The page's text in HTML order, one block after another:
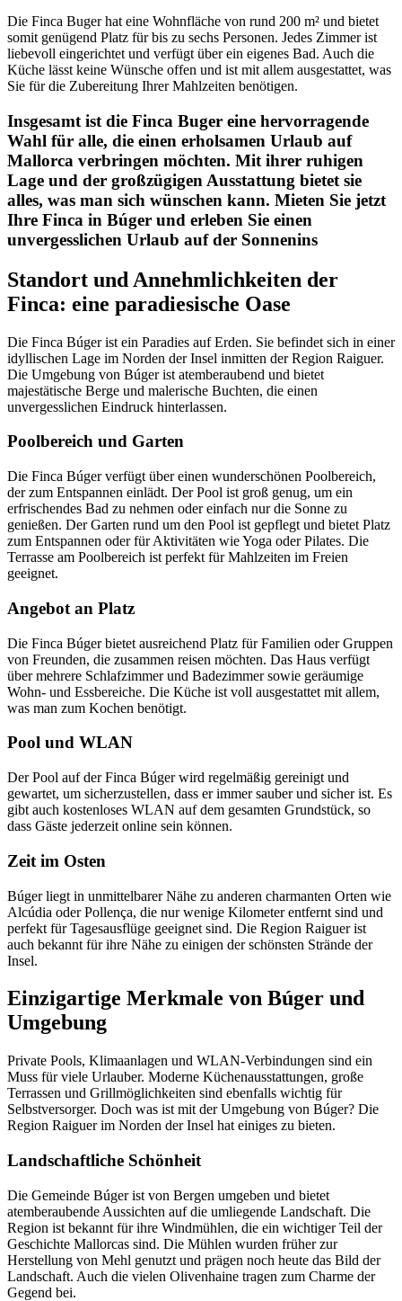
Die Finca Buger hat eine Wohnfläche von rund 200 m² und bietet
somit genügend Platz für bis zu sechs Personen. Jedes Zimmer ist
liebevoll eingerichtet und verfügt über ein eigenes Bad. Auch die
Küche lässt keine Wünsche offen und ist mit allem ausgestattet, was
Sie für die Zubereitung Ihrer Mahlzeiten benötigen.
Insgesamt ist die Finca Buger eine hervorragende
Wahl für alle, die einen erholsamen Urlaub auf
Mallorca verbringen möchten. Mit ihrer ruhigen
Lage und der großzügigen Ausstattung bietet sie
alles, was man sich wünschen kann. Mieten Sie jetzt
Ihre Finca in Búger und erleben Sie einen
unvergesslichen Urlaub auf der Sonnenins
Standort und Annehmlichkeiten der
Finca: eine paradiesische Oase
Die Finca Búger ist ein Paradies auf Erden. Sie befindet sich in einer
idyllischen Lage im Norden der Insel inmitten der Region Raiguer.
Die Umgebung von Búger ist atemberaubend und bietet
majestätische Berge und malerische Buchten, die einen
unvergesslichen Eindruck hinterlassen.
Poolbereich und Garten
Die Finca Búger verfügt über einen wunderschönen Poolbereich,
der zum Entspannen einlädt. Der Pool ist groß genug, um ein
erfrischendes Bad zu nehmen oder einfach nur die Sonne zu
genießen. Der Garten rund um den Pool ist gepflegt und bietet Platz
zum Entspannen oder für Aktivitäten wie Yoga oder Pilates. Die
Terrasse am Poolbereich ist perfekt für Mahlzeiten im Freien
geeignet.
Angebot an Platz
Die Finca Búger bietet ausreichend Platz für Familien oder Gruppen
von Freunden, die zusammen reisen möchten. Das Haus verfügt
über mehrere Schlafzimmer und Badezimmer sowie geräumige
Wohn- und Essbereiche. Die Küche ist voll ausgestattet mit allem,
was man zum Kochen benötigt.
Pool und WLAN
Der Pool auf der Finca Búger wird regelmäßig gereinigt und
gewartet, um sicherzustellen, dass er immer sauber und sicher ist. Es
gibt auch kostenloses WLAN auf dem gesamten Grundstück, so
dass Gäste jederzeit online sein können.
Zeit im Osten
Búger liegt in unmittelbarer Nähe zu anderen charmanten Orten wie
Alcúdia oder Pollença, die nur wenige Kilometer entfernt sind und
perfekt für Tagesausflüge geeignet sind. Die Region Raiguer ist
auch bekannt für ihre Nähe zu einigen der schönsten Strände der
Insel.
Einzigartige Merkmale von Búger und
Umgebung
Private Pools, Klimaanlagen und WLAN-Verbindungen sind ein
Muss für viele Urlauber. Moderne Küchenausstattungen, große
Terrassen und Grillmöglichkeiten sind ebenfalls wichtig für
Selbstversorger. Doch was ist mit der Umgebung von Búger? Die
Region Raiguer im Norden der Insel hat einiges zu bieten.
Landschaftliche Schönheit
Die Gemeinde Búger ist von Bergen umgeben und bietet
atemberaubende Aussichten auf die umliegende Landschaft. Die
Region ist bekannt für ihre Windmühlen, die ein wichtiger Teil der
Geschichte Mallorcas sind. Die Mühlen wurden früher zur
Herstellung von Mehl genutzt und prägen noch heute das Bild der
Landschaft. Auch die vielen Olivenhaine tragen zum Charme der
Gegend bei.